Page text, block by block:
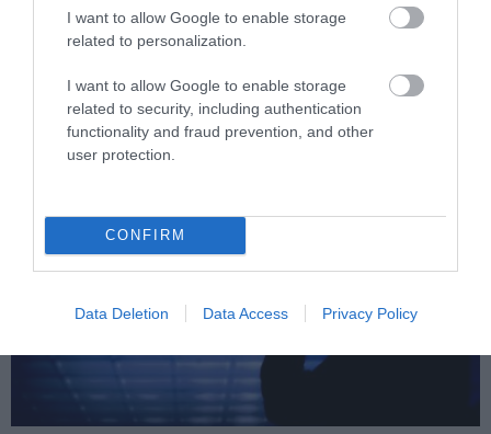
I want to allow Google to enable storage
related to personalization.
I want to allow Google to enable storage
related to security, including authentication
functionality and fraud prevention, and other
user protection.
CONFIRM
Data Deletion Data Access Privacy Policy
PRONEWS.GR /ΕΣΩΤΕΡΙΚΗ ΑΣΦΑΛΕΙΑ
Πάρος: Ελεύθερος ο ιδιοκτήτης του
beach bar που πνίγηκε το 4χρονο παιδί
09.08.2026 | 18:18